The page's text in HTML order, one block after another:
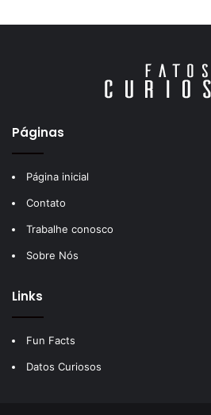
Páginas
Página inicial
Contato
Trabalhe conosco
Sobre Nós
Links
Fun Facts
Datos Curiosos